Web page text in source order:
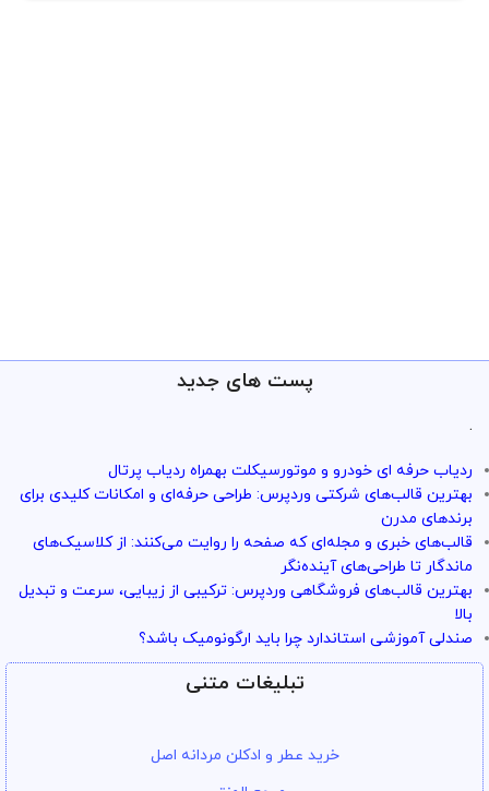
با خیال راحت میتونی از خدمات و سرویس ها استفاده کنی
پست های جدید
.
ردیاب حرفه ای خودرو و موتورسیکلت بهمراه ردیاب پرتال
بهترین قالب‌های شرکتی وردپرس: طراحی حرفه‌ای و امکانات کلیدی برای
برندهای مدرن
قالب‌های خبری و مجله‌ای که صفحه را روایت می‌کنند: از کلاسیک‌های
ماندگار تا طراحی‌های آینده‌نگر
بهترین قالب‌های فروشگاهی وردپرس: ترکیبی از زیبایی، سرعت و تبدیل
بالا
صندلی آموزشی استاندارد چرا باید ارگونومیک باشد؟
تبلیغات متنی
خرید عطر و ادکلن مردانه اصل